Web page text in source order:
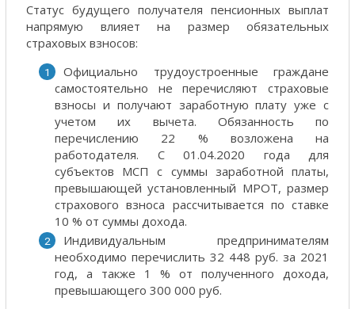
Статус будущего получателя пенсионных выплат
напрямую влияет на размер обязательных
страховых взносов:
Официально трудоустроенные граждане
самостоятельно не перечисляют страховые
взносы и получают заработную плату уже с
учетом их вычета. Обязанность по
перечислению 22 % возложена на
работодателя. С 01.04.2020 года для
субъектов МСП с суммы заработной платы,
превышающей установленный МРОТ, размер
страхового взноса рассчитывается по ставке
10 % от суммы дохода.
Индивидуальным предпринимателям
необходимо перечислить 32 448 руб. за 2021
год, а также 1 % от полученного дохода,
превышающего 300 000 руб.